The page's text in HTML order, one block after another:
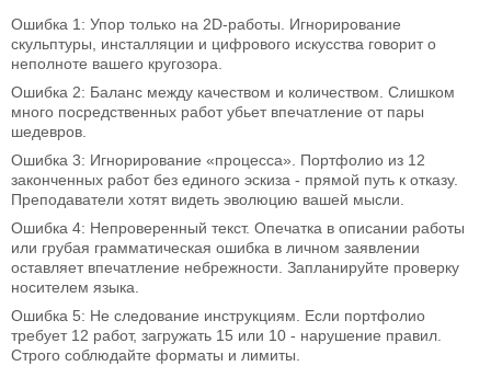
Ошибка 1: Упор только на 2D-работы. Игнорирование
скульптуры, инсталляции и цифрового искусства говорит о
неполноте вашего кругозора.
Ошибка 2: Баланс между качеством и количеством. Слишком
много посредственных работ убьет впечатление от пары
шедевров.
Ошибка 3: Игнорирование «процесса». Портфолио из 12
законченных работ без единого эскиза - прямой путь к отказу.
Преподаватели хотят видеть эволюцию вашей мысли.
Ошибка 4: Непроверенный текст. Опечатка в описании работы
или грубая грамматическая ошибка в личном заявлении
оставляет впечатление небрежности. Запланируйте проверку
носителем языка.
Ошибка 5: Не следование инструкциям. Если портфолио
требует 12 работ, загружать 15 или 10 - нарушение правил.
Строго соблюдайте форматы и лимиты.